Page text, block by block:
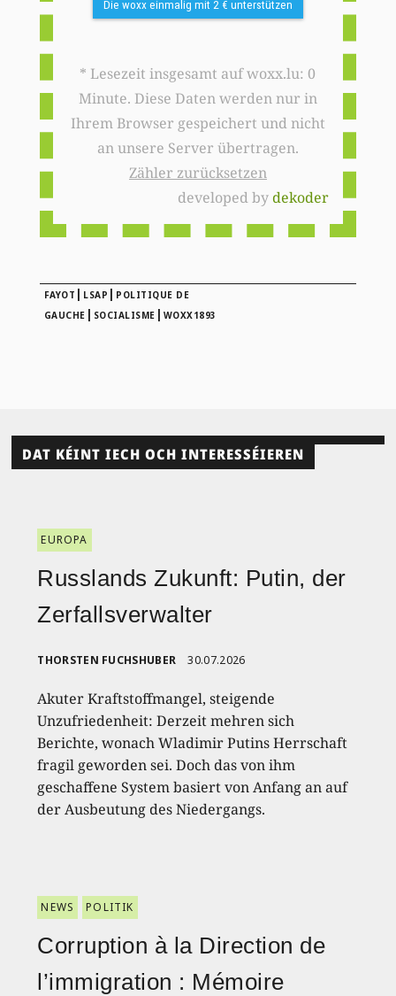
Die woxx einmalig mit 2 € unterstützen
* Lesezeit insgesamt auf woxx.lu: 0
Minute. Diese Daten werden nur in
Ihrem Browser gespeichert und nicht
an unsere Server übertragen.
Zähler zurücksetzen
developed bydekoder
FAYOT | LSAP | POLITIQUE DE
GAUCHE | SOCIALISME | WOXX1893
DAT KÉINT IECH OCH INTERESSÉIEREN
EUROPA
Russlands Zukunft: Putin, der
Zerfallsverwalter
THORSTEN FUCHSHUBER 30.07.2026
Akuter Kraftstoffmangel, steigende
Unzufriedenheit: Derzeit mehren sich
Berichte, wonach Wladimir Putins Herrschaft
fragil geworden sei. Doch das von ihm
geschaffene System basiert von Anfang an auf
der Ausbeutung des Niedergangs.
NEWS POLITIK
Corruption à la Direction de
l’immigration : Mémoire